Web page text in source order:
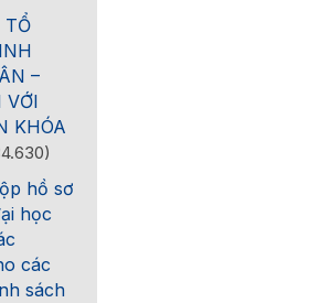
TỔ
–
VỚI
KHÓA
hồ sơ
học
các
sách